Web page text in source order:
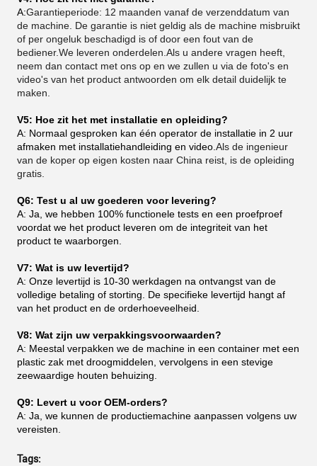
A:Garantieperiode: 12 maanden vanaf de verzenddatum van
de machine. De garantie is niet geldig als de machine misbruikt
of per ongeluk beschadigd is of door een fout van de
bediener.We leveren onderdelen.Als u andere vragen heeft,
neem dan contact met ons op en we zullen u via de foto's en
video's van het product antwoorden om elk detail duidelijk te
maken.
V5: Hoe zit het met installatie en opleiding?
A: Normaal gesproken kan één operator de installatie in 2 uur
afmaken met installatiehandleiding en video. Als de ingenieur
van de koper op eigen kosten naar China reist, is de opleiding
gratis.
Q6: Test u al uw goederen voor levering?
A: Ja, we hebben 100% functionele tests en een proefproef
voordat we het product leveren om de integriteit van het
product te waarborgen.
V7: Wat is uw levertijd?
A: Onze levertijd is 10-30 werkdagen na ontvangst van de
volledige betaling of storting. De specifieke levertijd hangt af
van het product en de orderhoeveelheid.
V8: Wat zijn uw verpakkingsvoorwaarden?
A: Meestal verpakken we de machine in een container met een
plastic zak met droogmiddelen, vervolgens in een stevige
zeewaardige houten behuizing.
Q9: Levert u voor OEM-orders?
A: Ja, we kunnen de productiemachine aanpassen volgens uw
vereisten.
Tags: